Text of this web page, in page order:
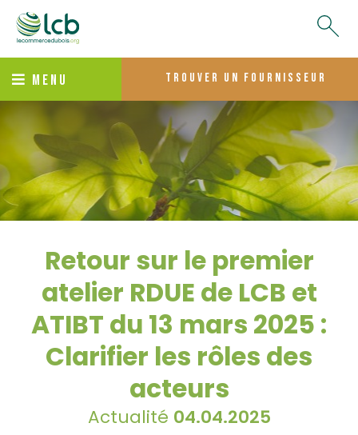
MENU trouver un fournisseur
Retour sur le premier
atelier RDUE de LCB et
ATIBT du 13 mars 2025 :
Clarifier les rôles des
acteurs
Actualité 04.04.2025